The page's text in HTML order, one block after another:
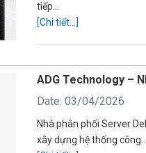
tiếp…
[Chi tiết...]
ADG Technology –
Date: 03/04/2026
Nhà phân phối Server
xây dựng hệ thống công…